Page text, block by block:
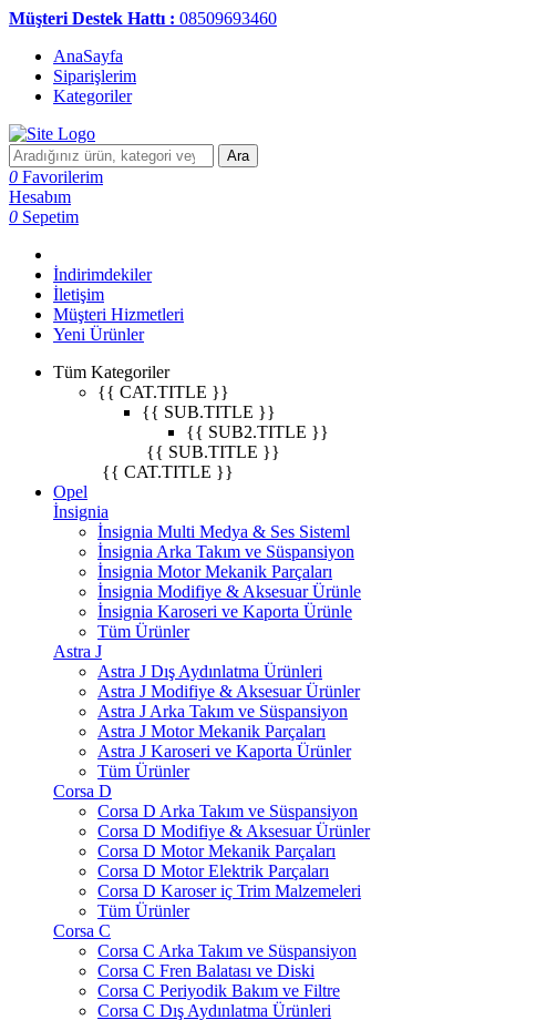
Müşteri Destek Hattı : 08509693460
AnaSayfa
Siparişlerim
Kategoriler
Ara
0 Favorilerim
Hesabım
0 Sepetim
İndirimdekiler
İletişim
Müşteri Hizmetleri
Yeni Ürünler
Tüm Kategoriler
{{ CAT.TITLE }}
{{ SUB.TITLE }}
{{ SUB2.TITLE }}
{{ SUB.TITLE }}
{{ CAT.TITLE }}
Opel
İnsignia
İnsignia Multi Medya & Ses Sisteml
İnsignia Arka Takım ve Süspansiyon
İnsignia Motor Mekanik Parçaları
İnsignia Modifiye & Aksesuar Ürünle
İnsignia Karoseri ve Kaporta Ürünle
Tüm Ürünler
Astra J
Astra J Dış Aydınlatma Ürünleri
Astra J Modifiye & Aksesuar Ürünler
Astra J Arka Takım ve Süspansiyon
Astra J Motor Mekanik Parçaları
Astra J Karoseri ve Kaporta Ürünler
Tüm Ürünler
Corsa D
Corsa D Arka Takım ve Süspansiyon
Corsa D Modifiye & Aksesuar Ürünler
Corsa D Motor Mekanik Parçaları
Corsa D Motor Elektrik Parçaları
Corsa D Karoser iç Trim Malzemeleri
Tüm Ürünler
Corsa C
Corsa C Arka Takım ve Süspansiyon
Corsa C Fren Balatası ve Diski
Corsa C Periyodik Bakım ve Filtre
Corsa C Dış Aydınlatma Ürünleri